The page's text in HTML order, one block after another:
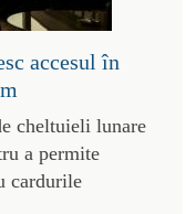
accesul în
cheltuieli lunare
a permite
cardurile